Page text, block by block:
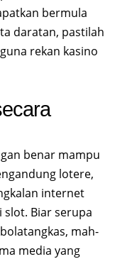
bermula
daratan, pastilah
rekan kasino
benar mampu
lotere,
internet
Biar serupa
mah-
media yang